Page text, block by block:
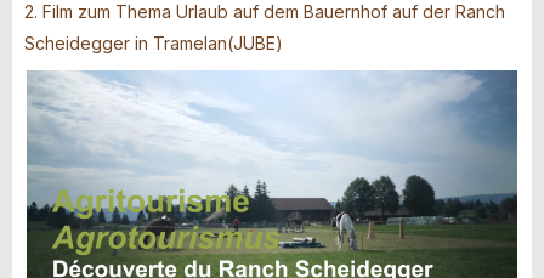
2. Film zum Thema Urlaub auf dem Bauernhof auf der Ranch
Scheidegger in Tramelan(JUBE)